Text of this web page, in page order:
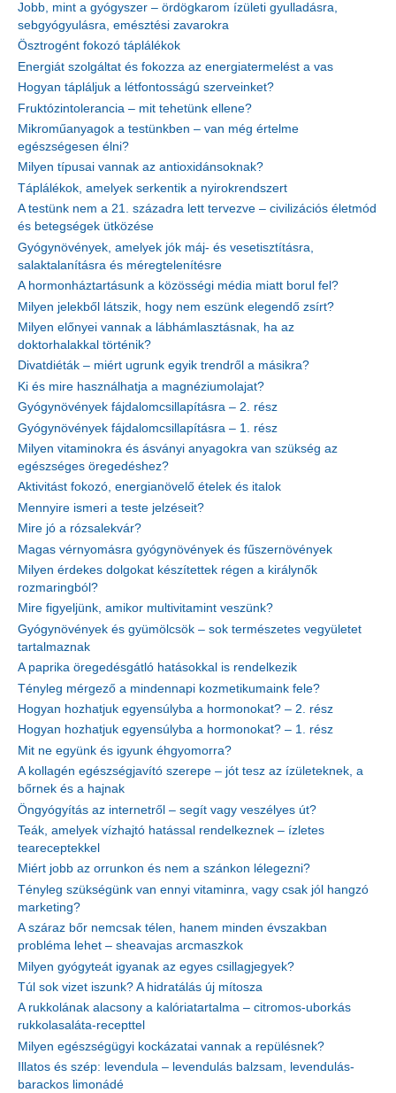
Jobb, mint a gyógyszer – ördögkarom ízületi gyulladásra,
sebgyógyulásra, emésztési zavarokra
Ösztrogént fokozó táplálékok
Energiát szolgáltat és fokozza az energiatermelést a vas
Hogyan tápláljuk a létfontosságú szerveinket?
Fruktózintolerancia – mit tehetünk ellene?
Mikroműanyagok a testünkben – van még értelme
egészségesen élni?
Milyen típusai vannak az antioxidánsoknak?
Táplálékok, amelyek serkentik a nyirokrendszert
A testünk nem a 21. századra lett tervezve – civilizációs életmód
és betegségek ütközése
Gyógynövények, amelyek jók máj- és vesetisztításra,
salaktalanításra és méregtelenítésre
A hormonháztartásunk a közösségi média miatt borul fel?
Milyen jelekből látszik, hogy nem eszünk elegendő zsírt?
Milyen előnyei vannak a lábhámlasztásnak, ha az
doktorhalakkal történik?
Divatdiéták – miért ugrunk egyik trendről a másikra?
Ki és mire használhatja a magnéziumolajat?
Gyógynövények fájdalomcsillapításra – 2. rész
Gyógynövények fájdalomcsillapításra – 1. rész
Milyen vitaminokra és ásványi anyagokra van szükség az
egészséges öregedéshez?
Aktivitást fokozó, energianövelő ételek és italok
Mennyire ismeri a teste jelzéseit?
Mire jó a rózsalekvár?
Magas vérnyomásra gyógynövények és fűszernövények
Milyen érdekes dolgokat készítettek régen a királynők
rozmaringból?
Mire figyeljünk, amikor multivitamint veszünk?
Gyógynövények és gyümölcsök – sok természetes vegyületet
tartalmaznak
A paprika öregedésgátló hatásokkal is rendelkezik
Tényleg mérgező a mindennapi kozmetikumaink fele?
Hogyan hozhatjuk egyensúlyba a hormonokat? – 2. rész
Hogyan hozhatjuk egyensúlyba a hormonokat? – 1. rész
Mit ne együnk és igyunk éhgyomorra?
A kollagén egészségjavító szerepe – jót tesz az ízületeknek, a
bőrnek és a hajnak
Öngyógyítás az internetről – segít vagy veszélyes út?
Teák, amelyek vízhajtó hatással rendelkeznek – ízletes
teareceptekkel
Miért jobb az orrunkon és nem a szánkon lélegezni?
Tényleg szükségünk van ennyi vitaminra, vagy csak jól hangzó
marketing?
A száraz bőr nemcsak télen, hanem minden évszakban
probléma lehet – sheavajas arcmaszkok
Milyen gyógyteát igyanak az egyes csillagjegyek?
Túl sok vizet iszunk? A hidratálás új mítosza
A rukkolának alacsony a kalóriatartalma – citromos-uborkás
rukkolasaláta-recepttel
Milyen egészségügyi kockázatai vannak a repülésnek?
Illatos és szép: levendula – levendulás balzsam, levendulás-
barackos limonádé